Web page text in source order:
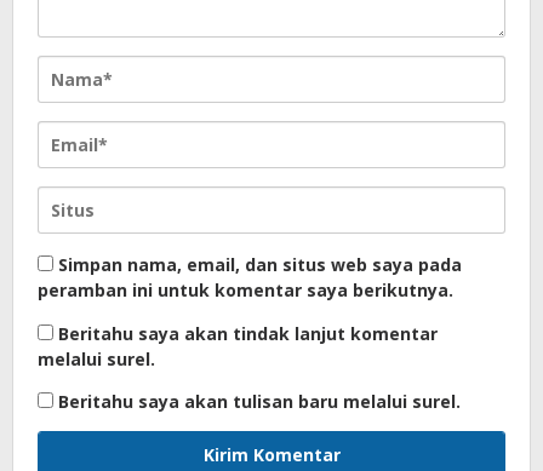
Simpan nama, email, dan situs web saya pada
peramban ini untuk komentar saya berikutnya.
Beritahu saya akan tindak lanjut komentar
melalui surel.
Beritahu saya akan tulisan baru melalui surel.